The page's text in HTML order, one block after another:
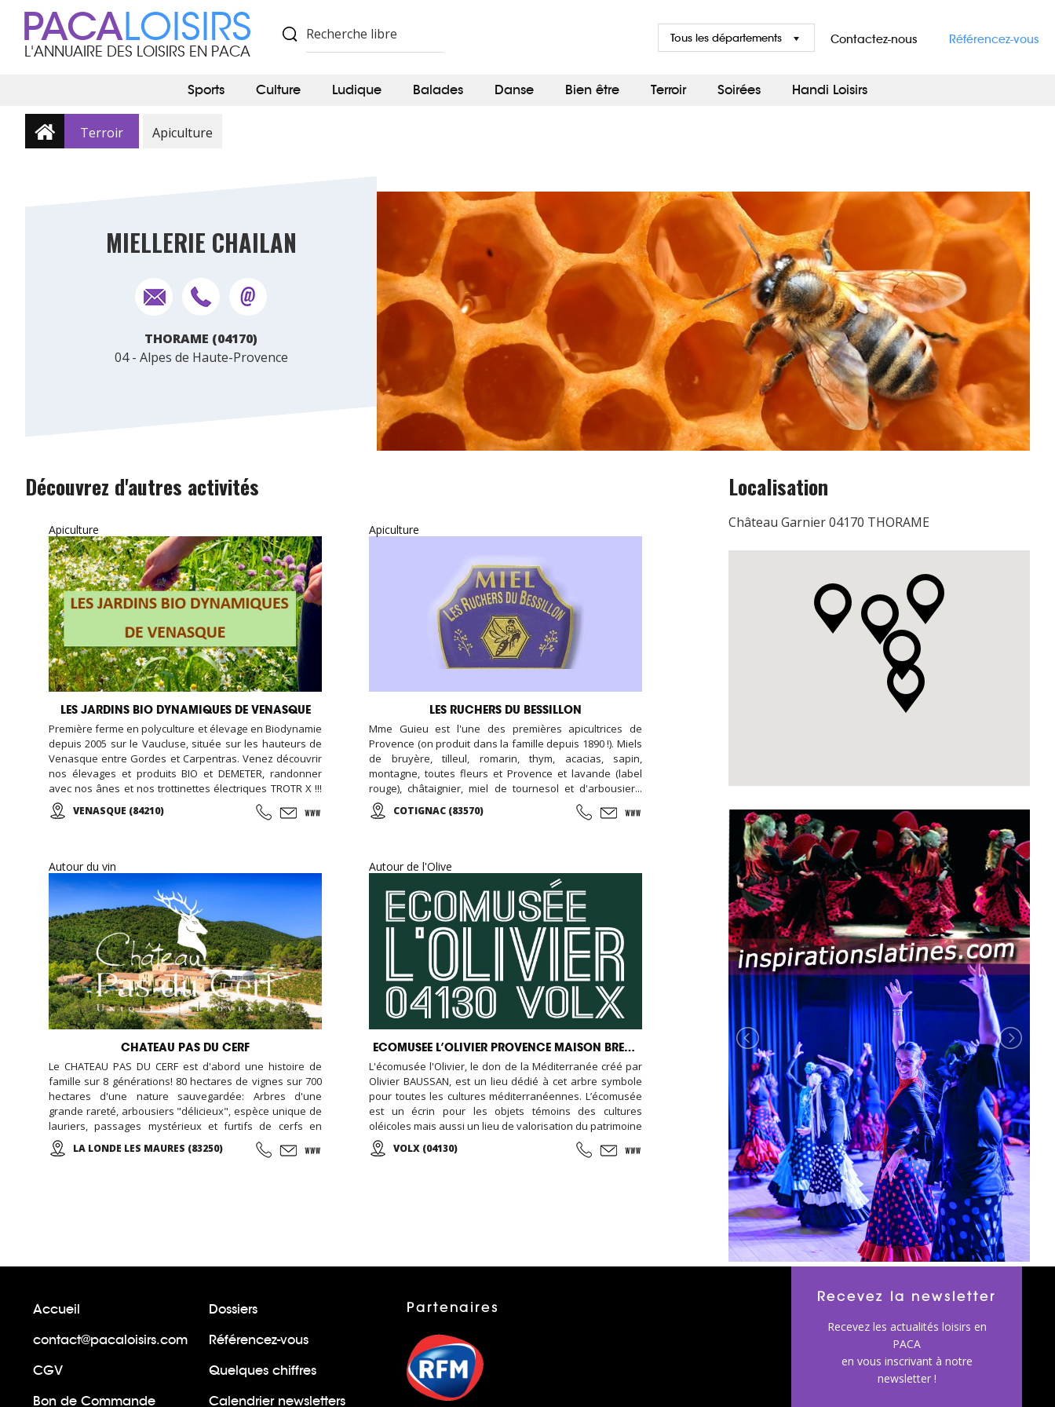
PACALOISIRS
L'ANNUAIRE DES LOISIRS EN PACA
Contactez-nous Référencez-vous
Tous les départements
Sports Culture Ludique Balades Danse Bien être Terroir Soirées Handi Loisirs
Terroir Apiculture
MIELLERIE CHAILAN
THORAME (04170)
04 - Alpes de Haute-Provence
Découvrez d'autres activités
Apiculture
LES JARDINS BIO DYNAMIQUES DE VENASQUE
Première ferme en polyculture et élevage en Biodynamie
depuis 2005 sur le Vaucluse, située sur les hauteurs de
Venasque entre Gordes et Carpentras. Venez découvrir
nos élevages et produits BIO et DEMETER, randonner
avec nos ânes et nos trottinettes électriques TROTR X !!!
Fêter un anniversaire à la ferme c'est possible, c'est à
Venasque dans le Vaucluse !
VENASQUE (84210)
Apiculture
LES RUCHERS DU BESSILLON
Mme Guieu est l'une des premières apicultrices de
Provence (on produit dans la famille depuis 1890 !). Miels
de bruyère, tilleul, romarin, thym, acacias, sapin,
montagne, toutes fleurs et Provence et lavande (label
rouge), châtaignier, miel de tournesol et d'arbousier...
Gelée royale, essence de lavandin. Délicieux nougat et
pain d'épices, confiture de figues vertes... Ouvert toute
COTIGNAC (83570)
Autour du vin
CHATEAU PAS DU CERF
Le CHATEAU PAS DU CERF est d'abord une histoire de
famille sur 8 générations! 80 hectares de vignes sur 700
hectares d'une nature sauvegardée: Arbres d'une
grande rareté, arbousiers "délicieux", espèce unique de
lauriers, passages mystérieux et furtifs de cerfs en
liberté, chants mêlés de cigales et d'oiseaux, parfums
enivrants... De belles balades en perspectives! Des vins
LA LONDE LES MAURES (83250)
Autour de l'Olive
ECOMUSEE L’OLIVIER PROVENCE MAISON BREMOND
L'écomusée l'Olivier, le don de la Méditerranée créé par
Olivier BAUSSAN, est un lieu dédié à cet arbre symbole
pour toutes les cultures méditerranéennes. L’écomusée
est un écrin pour les objets témoins des cultures
oléicoles mais aussi un lieu de valorisation du patrimoine
oléicole ... Venez visiter la boutique en ligne de
l'Ecomusée l'Olivier et retrouvez vos huiles préférées...
VOLX (04130)
Localisation
Château Garnier 04170 THORAME
Accueil
Dossiers
contact@pacaloisirs.com
Référencez-vous
CGV
Quelques chiffres
Bon de Commande
Calendrier newsletters
Partenaires
Recevez la newsletter
Recevez les actualités loisirs en
PACA
en vous inscrivant à notre
newsletter !